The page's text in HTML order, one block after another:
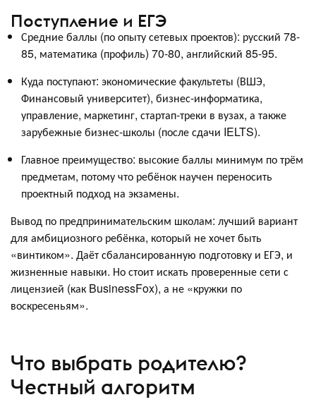
Поступление и ЕГЭ
Средние баллы (по опыту сетевых проектов): русский 78-
85, математика (профиль) 70-80, английский 85-95.
Куда поступают: экономические факультеты (ВШЭ,
Финансовый университет), бизнес-информатика,
управление, маркетинг, стартап-треки в вузах, а также
зарубежные бизнес-школы (после сдачи IELTS).
Главное преимущество: высокие баллы минимум по трём
предметам, потому что ребёнок научен переносить
проектный подход на экзамены.
Вывод по предпринимательским школам: лучший вариант
для амбициозного ребёнка, который не хочет быть
«винтиком». Даёт сбалансированную подготовку и ЕГЭ, и
жизненные навыки. Но стоит искать проверенные сети с
лицензией (как BusinessFox), а не «кружки по
воскресеньям».
Что выбрать родителю?
Честный алгоритм